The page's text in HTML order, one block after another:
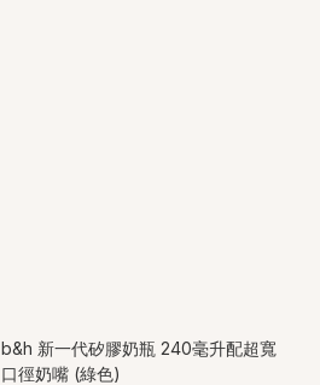
b&h 新一代矽膠奶瓶 240毫升配超寬
口徑奶嘴 (綠色)